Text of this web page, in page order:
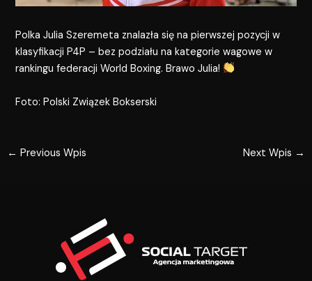
Polka Julia Szeremeta znalazła się na pierwszej pozycji w
klasyfikacji P4P – bez podziału na kategorie wagowe w
rankingu federacji World Boxing. Brawo Julia!
Foto: Polski Związek Bokserski
← Previous Wpis Next Wpis →